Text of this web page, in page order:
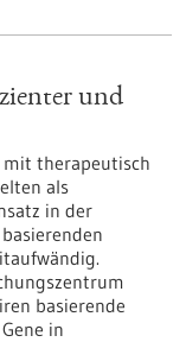
und
mit therapeutisch
als
in der
basierende
in